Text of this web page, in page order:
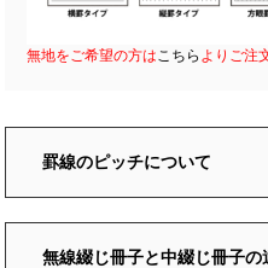
無地をご希望の方はこちら よりご注
罫線のピッチについて
無線綴じ冊子と中綴じ冊子の
中綴じ冊子
無線綴じ冊子